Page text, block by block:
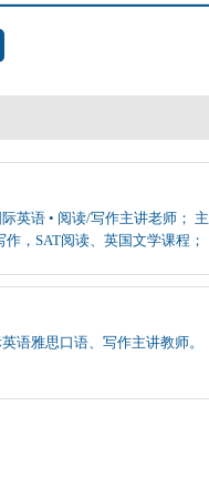
英语 • 阅读/写作主讲老师； 主
，SAT阅读、英国文学课程；
语雅思口语、写作主讲教师。